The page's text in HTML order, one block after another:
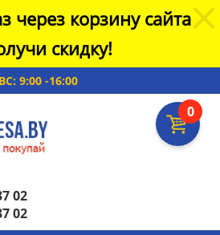
через корзину сайта
скидку!
ВС: 9:00 -16:00
0
02
02